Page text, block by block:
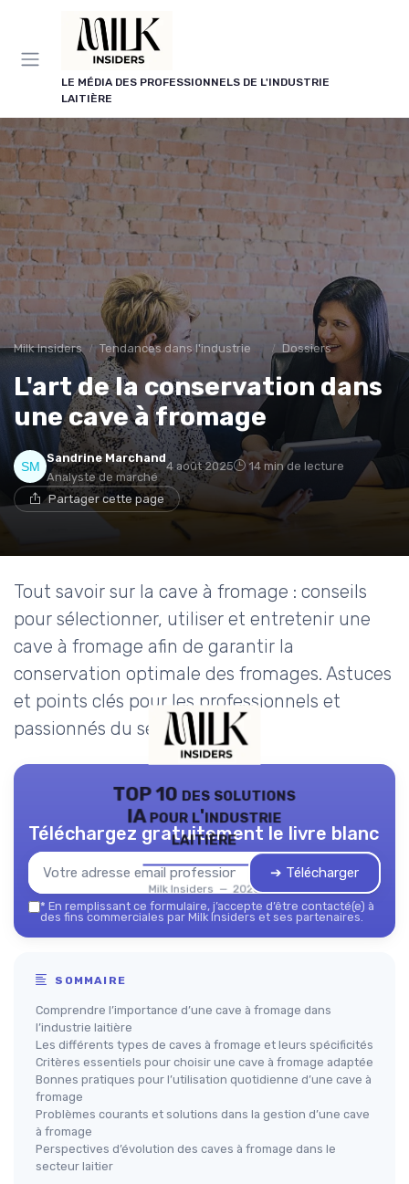
LE MÉDIA DES PROFESSIONNELS DE L'INDUSTRIE
LAITIÈRE
Milk Insiders Tendances dans l'industrie des produits laitiers Dossiers
L'art de la conservation dans
une cave à fromage
Sandrine Marchand
Analyste de marché
4 août 2025 14 min de lecture
Partager cette page
Tout savoir sur la cave à fromage : conseils
pour sélectionner, utiliser et entretenir une
cave à fromage afin de garantir la
conservation optimale des fromages. Astuces
et points clés pour les professionnels et
passionnés du secteur laitier.
TOP 10 des solutions
IA pour l'industrie
laitière
Milk Insiders — 2026
Téléchargez gratuitement le livre blanc
➔ Télécharger
* En remplissant ce formulaire, j’accepte d’être contacté(e) à
des fins commerciales par Milk Insiders et ses partenaires.
SOMMAIRE
Comprendre l’importance d’une cave à fromage dans
l’industrie laitière
Les différents types de caves à fromage et leurs spécificités
Critères essentiels pour choisir une cave à fromage adaptée
Bonnes pratiques pour l’utilisation quotidienne d’une cave à
fromage
Problèmes courants et solutions dans la gestion d’une cave
à fromage
Perspectives d’évolution des caves à fromage dans le
secteur laitier